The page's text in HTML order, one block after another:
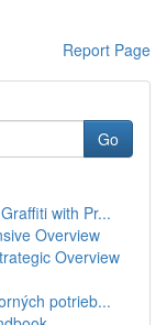
Report Page
Go
with Pr...
Overview
Overview
potrieb...